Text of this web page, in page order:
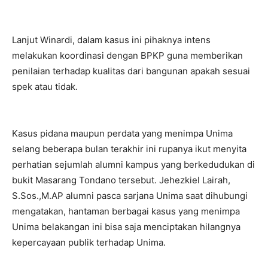
Lanjut Winardi, dalam kasus ini pihaknya intens
melakukan koordinasi dengan BPKP guna memberikan
penilaian terhadap kualitas dari bangunan apakah sesuai
spek atau tidak.
Kasus pidana maupun perdata yang menimpa Unima
selang beberapa bulan terakhir ini rupanya ikut menyita
perhatian sejumlah alumni kampus yang berkedudukan di
bukit Masarang Tondano tersebut. Jehezkiel Lairah,
S.Sos.,M.AP alumni pasca sarjana Unima saat dihubungi
mengatakan, hantaman berbagai kasus yang menimpa
Unima belakangan ini bisa saja menciptakan hilangnya
kepercayaan publik terhadap Unima.